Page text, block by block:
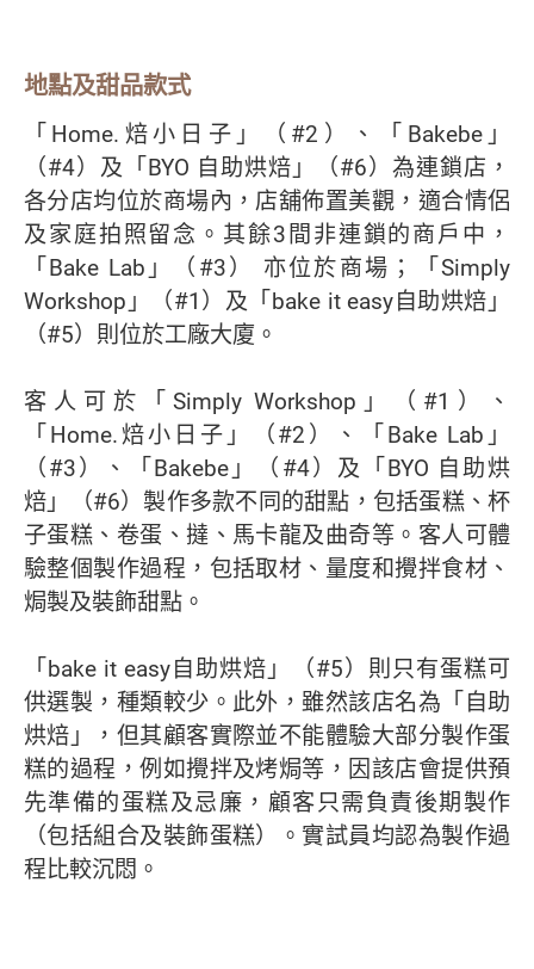
地點及甜品款式
「Home.焙小日子」（#2）、「Bakebe」
（#4）及「BYO 自助烘焙」（#6）為連鎖店，
各分店均位於商場內，店舖佈置美觀，適合情侶
及家庭拍照留念。其餘3間非連鎖的商戶中，
「Bake Lab」（#3） 亦位於商場；「Simply
Workshop」（#1）及「bake it easy自助烘焙」
（#5）則位於工廠大廈。
客人可於「Simply Workshop」（#1）、
「Home.焙小日子」（#2）、「Bake Lab」
（#3）、「Bakebe」（#4）及「BYO 自助烘
焙」（#6）製作多款不同的甜點，包括蛋糕、杯
子蛋糕、卷蛋、撻、馬卡龍及曲奇等。客人可體
驗整個製作過程，包括取材、量度和攪拌食材、
焗製及裝飾甜點。
「bake it easy自助烘焙」（#5）則只有蛋糕可
供選製，種類較少。此外，雖然該店名為「自助
烘焙」，但其顧客實際並不能體驗大部分製作蛋
糕的過程，例如攪拌及烤焗等，因該店會提供預
先準備的蛋糕及忌廉，顧客只需負責後期製作
（包括組合及裝飾蛋糕）。實試員均認為製作過
程比較沉悶。